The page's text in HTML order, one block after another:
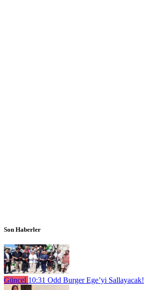
Son Haberler
Güncel 10:31 Odd Burger Ege’yi Sallayacak!